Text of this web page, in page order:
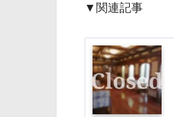
▼関連記事